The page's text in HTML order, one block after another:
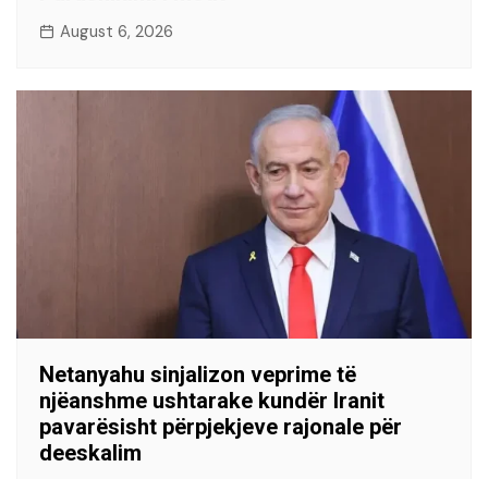
August 6, 2026
Netanyahu sinjalizon veprime të
njëanshme ushtarake kundër Iranit
pavarësisht përpjekjeve rajonale për
deeskalim